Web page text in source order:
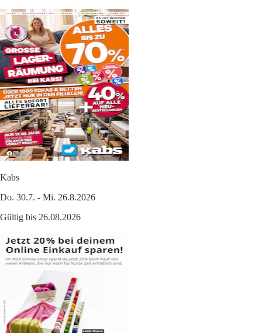
Kabs
Do. 30.7. - Mi. 26.8.2026
Gültig bis 26.08.2026